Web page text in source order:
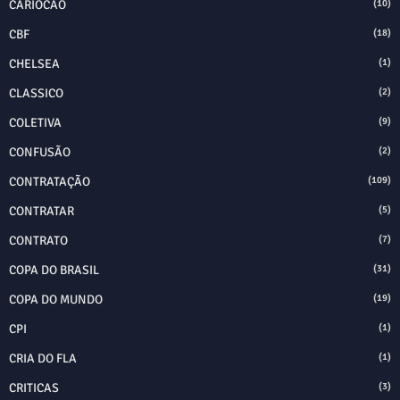
CARIOCÃO (10)
CBF (18)
CHELSEA (1)
CLASSICO (2)
COLETIVA (9)
CONFUSÃO (2)
CONTRATAÇÃO (109)
CONTRATAR (5)
CONTRATO (7)
COPA DO BRASIL (31)
COPA DO MUNDO (19)
CPI (1)
CRIA DO FLA (1)
CRITICAS (3)